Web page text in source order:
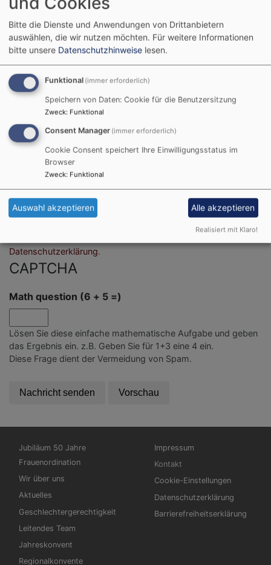
Bitte geben Sie in Ihrer Nachricht keine Links oder
Internetadressen an.
Einwilligung
Sie erklären sich damit einverstanden, dass Ihre Daten zur
Bearbeitung Ihres Anliegens verwendet werden. Weitere
Datenschutzerklärung.
CAPTCHA
Math question (6 + 5 =)
Lösen Sie diese einfache mathematische Aufgabe und geben
das Ergebnis ein. z.B. Geben Sie für 1+3 eine 4 ein.
Diese Frage dient der Vermeidung von Spam.
Hauptnavigation
Jubiläum 50 Jahre
Frauenordination
Wir über uns
Aktuelles
Geschlechtergerechtigkeit
Leitendes Team
Jahreskonvent
Regionalkonvente
Fußbereichsmenü
Impressum
Kontakt
Cookie-Einstellungen
Datenschutzerklärung
Barrierefreiheitserklärung
Bitte die Dienste und Anwendungen von Drittanbietern
auswählen, die wir nutzen möchten. Für weitere Informationen
bitte unsere Datenschutzhinweise lesen.
Funktional (immer erforderlich)
Speichern von Daten: Cookie für die Benutzersitzung
Zweck: Funktional
Consent Manager (immer erforderlich)
Cookie Consent speichert Ihre Einwilligungsstatus im
Browser
Zweck: Funktional
Auswahl akzeptieren Alle akzeptieren
Realisiert mit Klaro!